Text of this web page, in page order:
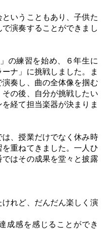
いうこともあり、子供た
演奏することができまし
の練習を始め、６年生に
ナ」に挑戦しました。ま
奏し、曲の全体像を掴む
の後、自分が挑戦したい
経て担当楽器が決まりま
、授業だけでなく休み時
重ねてきました。一人ひ
はその成果を堂々と披露
けれど、だんだん楽しく演
成感を感じることができ